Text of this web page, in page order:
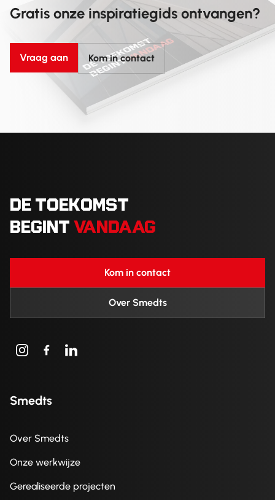
Gratis onze inspiratiegids ontvangen?
Vraag aan Kom in contact
DE TOEKOMST
BEGINT VANDAAG
Kom in contact
Over Smedts
Smedts
Over Smedts
Onze werkwijze
Gerealiseerde projecten